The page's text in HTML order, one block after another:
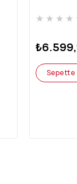
★ ★ ★ ★
Sepette